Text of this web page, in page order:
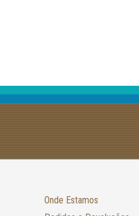
Onde Estamos